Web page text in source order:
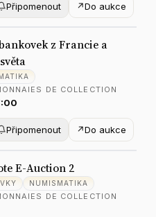
Připomenout ↗Do aukce
O N NA I E S D E CO LLE CTI O N
ankovek z Francie a
světa
Připomenout ↗Do aukce
O N NA I E S D E CO LLE CTI O N
teE-Auction 2
NUMISMATIKA